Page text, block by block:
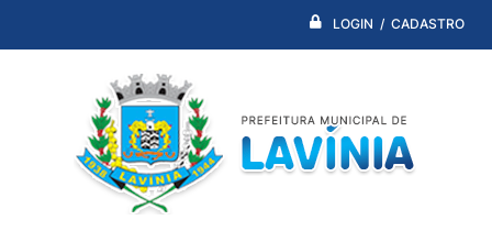
LOGIN / CADASTRO